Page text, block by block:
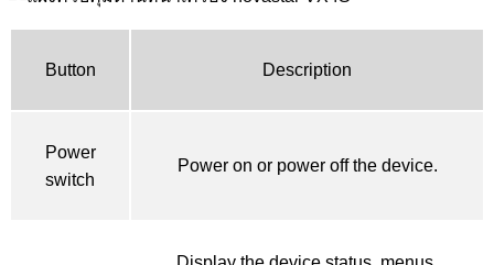
Button Description
Power
switch
Power on or power off the device.